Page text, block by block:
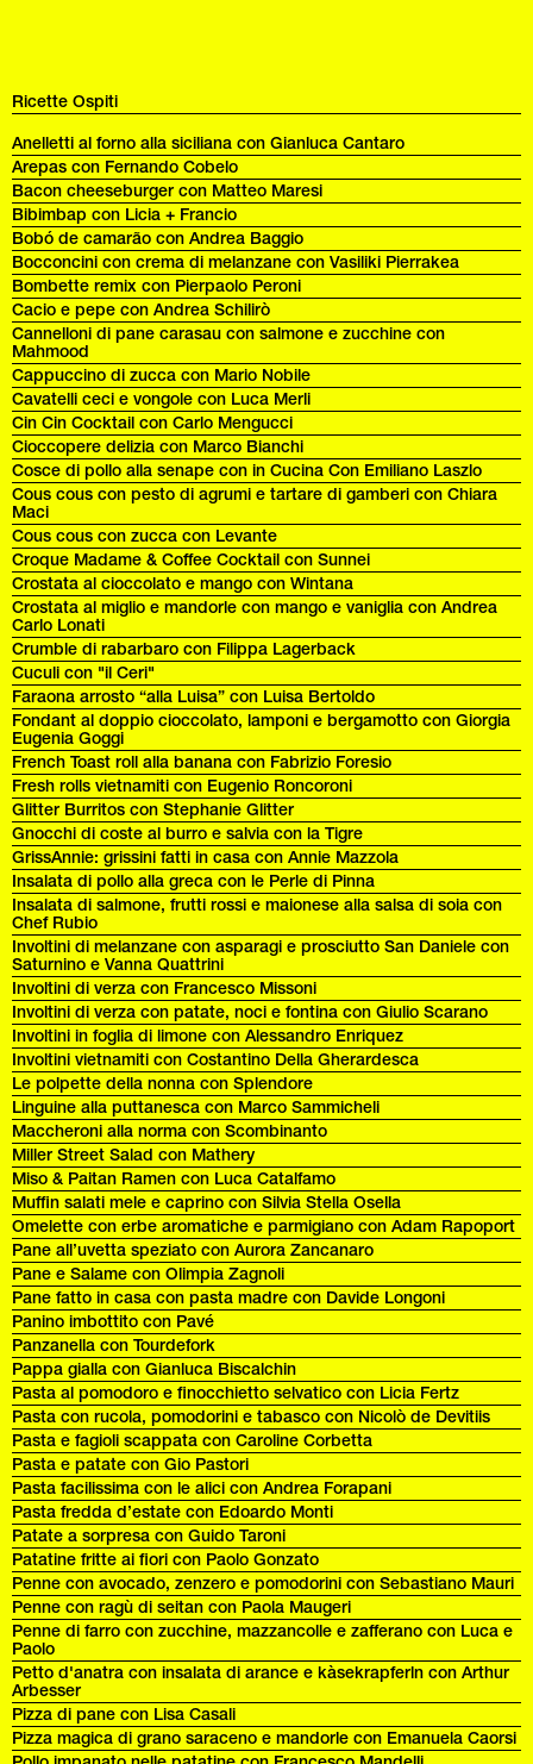
Ricette Ospiti
Anelletti al forno alla siciliana con Gianluca Cantaro
Arepas con Fernando Cobelo
Bacon cheeseburger con Matteo Maresi
Bibimbap con Licia + Francio
Bobó de camarão con Andrea Baggio
Bocconcini con crema di melanzane con Vasiliki Pierrakea
Bombette remix con Pierpaolo Peroni
Cacio e pepe con Andrea Schilirò
Cannelloni di pane carasau con salmone e zucchine con
Mahmood
Cappuccino di zucca con Mario Nobile
Cavatelli ceci e vongole con Luca Merli
Cin Cin Cocktail con Carlo Mengucci
Cioccopere delizia con Marco Bianchi
Cosce di pollo alla senape con in Cucina Con Emiliano Laszlo
Cous cous con pesto di agrumi e tartare di gamberi con Chiara
Maci
Cous cous con zucca con Levante
Croque Madame & Coffee Cocktail con Sunnei
Crostata al cioccolato e mango con Wintana
Crostata al miglio e mandorle con mango e vaniglia con Andrea
Carlo Lonati
Crumble di rabarbaro con Filippa Lagerback
Cuculi con "il Ceri"
Faraona arrosto “alla Luisa” con Luisa Bertoldo
Fondant al doppio cioccolato, lamponi e bergamotto con Giorgia
Eugenia Goggi
French Toast roll alla banana con Fabrizio Foresio
Fresh rolls vietnamiti con Eugenio Roncoroni
Glitter Burritos con Stephanie Glitter
Gnocchi di coste al burro e salvia con la Tigre
GrissAnnie: grissini fatti in casa con Annie Mazzola
Insalata di pollo alla greca con le Perle di Pinna
Insalata di salmone, frutti rossi e maionese alla salsa di soia con
Chef Rubio
Involtini di melanzane con asparagi e prosciutto San Daniele con
Saturnino e Vanna Quattrini
Involtini di verza con Francesco Missoni
Involtini di verza con patate, noci e fontina con Giulio Scarano
Involtini in foglia di limone con Alessandro Enriquez
Involtini vietnamiti con Costantino Della Gherardesca
Le polpette della nonna con Splendore
Linguine alla puttanesca con Marco Sammicheli
Maccheroni alla norma con Scombinanto
Miller Street Salad con Mathery
Miso & Paitan Ramen con Luca Catalfamo
Muffin salati mele e caprino con Silvia Stella Osella
Omelette con erbe aromatiche e parmigiano con Adam Rapoport
Pane all’uvetta speziato con Aurora Zancanaro
Pane e Salame con Olimpia Zagnoli
Pane fatto in casa con pasta madre con Davide Longoni
Panino imbottito con Pavé
Panzanella con Tourdefork
Pappa gialla con Gianluca Biscalchin
Pasta al pomodoro e finocchietto selvatico con Licia Fertz
Pasta con rucola, pomodorini e tabasco con Nicolò de Devitiis
Pasta e fagioli scappata con Caroline Corbetta
Pasta e patate con Gio Pastori
Pasta facilissima con le alici con Andrea Forapani
Pasta fredda d’estate con Edoardo Monti
Patate a sorpresa con Guido Taroni
Patatine fritte ai fiori con Paolo Gonzato
Penne con avocado, zenzero e pomodorini con Sebastiano Mauri
Penne con ragù di seitan con Paola Maugeri
Penne di farro con zucchine, mazzancolle e zafferano con Luca e
Paolo
Petto d'anatra con insalata di arance e kàsekrapferln con Arthur
Arbesser
Pizza di pane con Lisa Casali
Pizza magica di grano saraceno e mandorle con Emanuela Caorsi